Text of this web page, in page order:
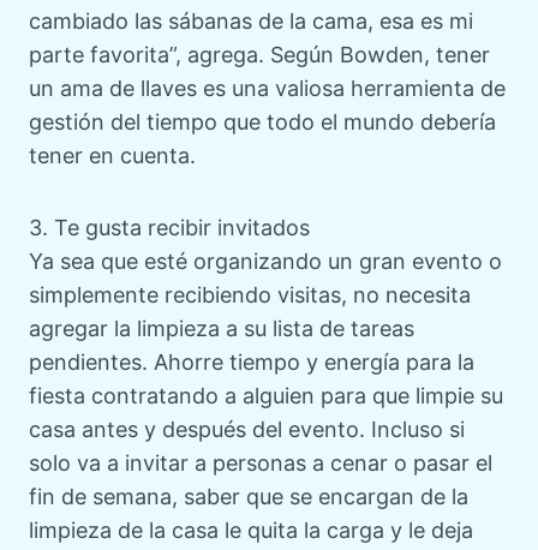
cambiado las sábanas de la cama, esa es mi
parte favorita”, agrega. Según Bowden, tener
un ama de llaves es una valiosa herramienta de
gestión del tiempo que todo el mundo debería
tener en cuenta.
3. Te gusta recibir invitados
Ya sea que esté organizando un gran evento o
simplemente recibiendo visitas, no necesita
agregar la limpieza a su lista de tareas
pendientes. Ahorre tiempo y energía para la
fiesta contratando a alguien para que limpie su
casa antes y después del evento. Incluso si
solo va a invitar a personas a cenar o pasar el
fin de semana, saber que se encargan de la
limpieza de la casa le quita la carga y le deja